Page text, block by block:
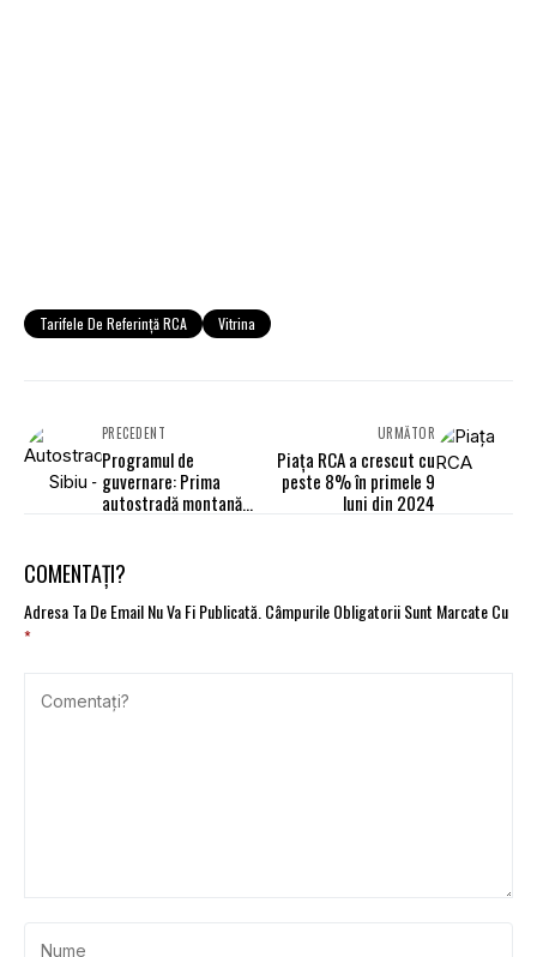
Tarifele De Referință RCA Vitrina
PRECEDENT
Programul de
guvernare: Prima
autostradă montană
până în 2028
URMĂTOR
Piața RCA a crescut cu
peste 8% în primele 9
luni din 2024
COMENTAȚI?
Adresa Ta De Email Nu Va Fi Publicată.Câmpurile Obligatorii Sunt Marcate Cu
*